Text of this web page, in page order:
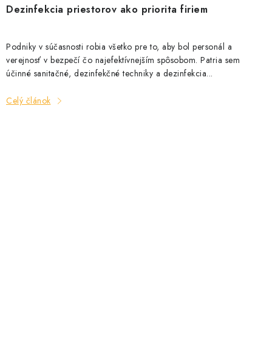
Dezinfekcia priestorov ako priorita firiem
Podniky v súčasnosti robia všetko pre to, aby bol personál a
verejnosť v bezpečí čo najefektívnejším spôsobom. Patria sem
účinné sanitačné, dezinfekčné techniky a dezinfekcia...
Celý článok